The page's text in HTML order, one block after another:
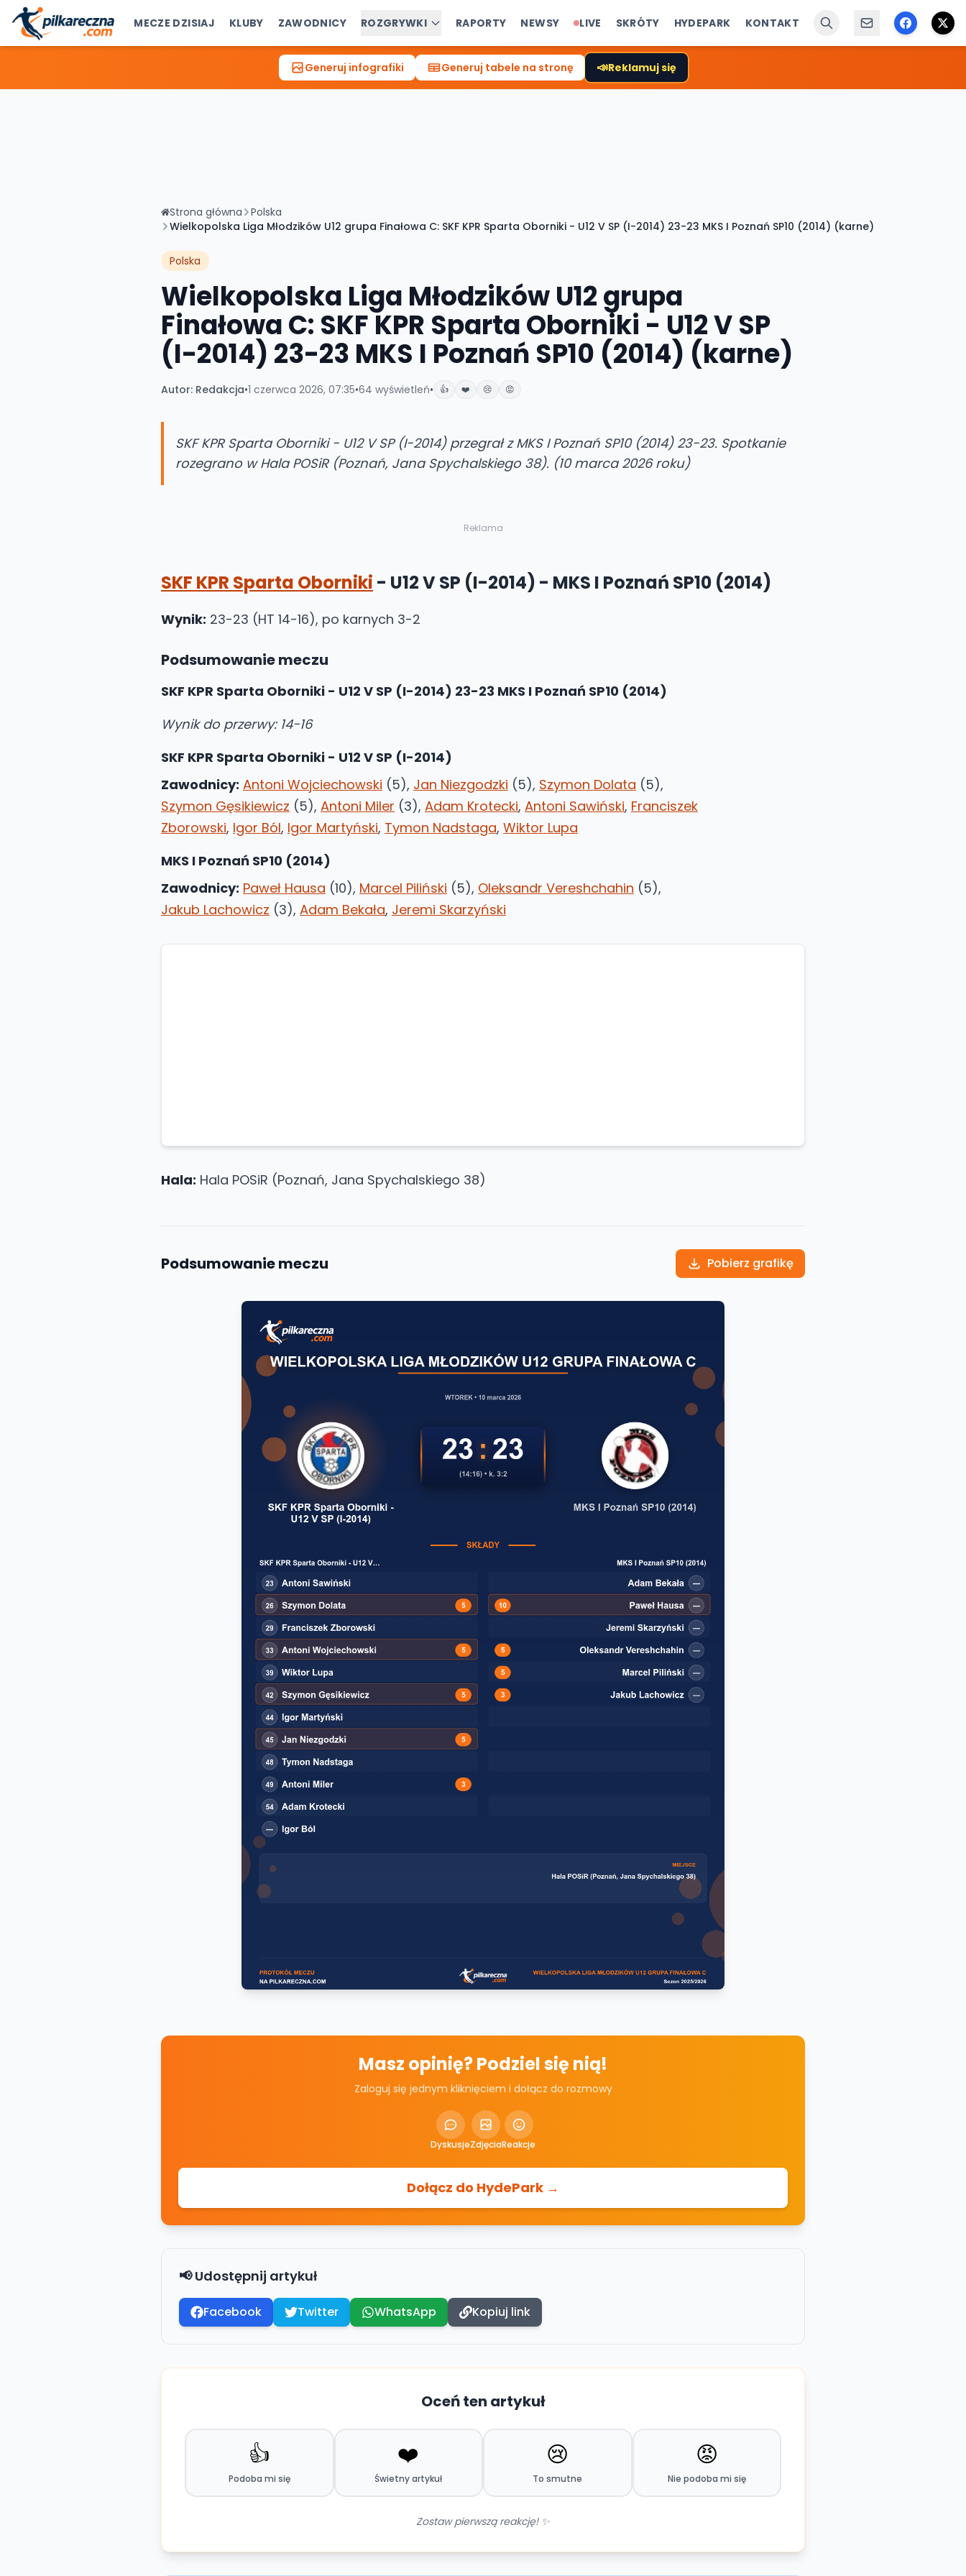
MECZE DZISIAJ KLUBY ZAWODNICY ROZGRYWKI RAPORTY NEWSY LIVE SKRÓTY HYDEPARK KONTAKT
Generuj infografiki Generuj tabele na stronę 📣Reklamuj się
Strona główna
Polska
Wielkopolska Liga Młodzików U12 grupa Finałowa C: SKF KPR Sparta Oborniki - U12 V SP (I-2014) 23-23 MKS I Poznań SP10 (2014) (karne)
Polska
Wielkopolska Liga Młodzików U12 grupa
Finałowa C: SKF KPR Sparta Oborniki - U12 V SP
(I-2014) 23-23 MKS I Poznań SP10 (2014) (karne)
Autor: Redakcja•1 czerwca 2026, 07:35•64 wyświetleń• 👍 ❤️ 😢 😡
SKF KPR Sparta Oborniki - U12 V SP (I-2014) przegrał z MKS I Poznań SP10 (2014) 23-23. Spotkanie
rozegrano w Hala POSiR (Poznań, Jana Spychalskiego 38). (10 marca 2026 roku)
Reklama
SKF KPR Sparta Oborniki - U12 V SP (I-2014) - MKS I Poznań SP10 (2014)
Wynik: 23-23 (HT 14-16), po karnych 3-2
Podsumowanie meczu
SKF KPR Sparta Oborniki - U12 V SP (I-2014) 23-23 MKS I Poznań SP10 (2014)
Wynik do przerwy: 14-16
SKF KPR Sparta Oborniki - U12 V SP (I-2014)
Zawodnicy: Antoni Wojciechowski (5), Jan Niezgodzki (5), Szymon Dolata (5),
Szymon Gęsikiewicz (5), Antoni Miler (3), Adam Krotecki, Antoni Sawiński, Franciszek
Zborowski, Igor Ból, Igor Martyński, Tymon Nadstaga, Wiktor Lupa
MKS I Poznań SP10 (2014)
Zawodnicy: Paweł Hausa (10), Marcel Piliński (5), Oleksandr Vereshchahin (5),
Jakub Lachowicz (3), Adam Bekała, Jeremi Skarzyński
Hala: Hala POSiR (Poznań, Jana Spychalskiego 38)
Podsumowanie meczu Pobierz grafikę
Masz opinię? Podziel się nią!
Zaloguj się jednym kliknięciem i dołącz do rozmowy
DyskusjeZdjęciaReakcje
Dołącz do HydePark →
📢 Udostępnij artykuł
Facebook Twitter WhatsApp Kopiuj link
Oceń ten artykuł
👍
Podoba mi się
❤️
Świetny artykuł
😢
To smutne
😡
Nie podoba mi się
Zostaw pierwszą reakcję! ✨